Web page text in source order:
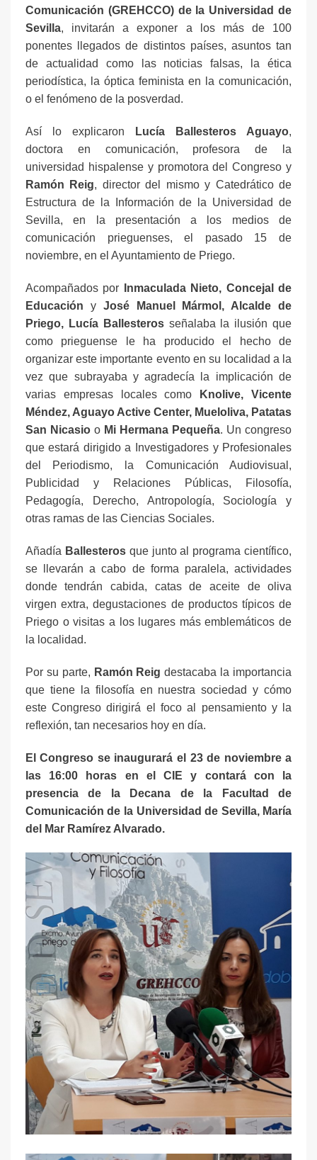
Comunicación (GREHCCO) de la Universidad de
Sevilla, invitarán a exponer a los más de 100
ponentes llegados de distintos países, asuntos tan
de actualidad como las noticias falsas, la ética
periodística, la óptica feminista en la comunicación,
o el fenómeno de la posverdad.
Así lo explicaron Lucía Ballesteros Aguayo,
doctora en comunicación, profesora de la
universidad hispalense y promotora del Congreso y
Ramón Reig, director del mismo y Catedrático de
Estructura de la Información de la Universidad de
Sevilla, en la presentación a los medios de
comunicación prieguenses, el pasado 15 de
noviembre, en el Ayuntamiento de Priego.
Acompañados por
Inmaculada Nieto, Concejal de
Educación yJosé Manuel Mármol, Alcalde de
Priego, Lucía Ballesterosseñalaba la ilusión que
como prieguense le ha producido el hecho de
organizar este importante evento en su localidad a la
vez que subrayaba y agradecía la implicación de
varias empresas locales como
Knolive, Vicente
Méndez, Aguayo Active Center, Mueloliva, Patatas
San Nicasio oMi Hermana Pequeña. Un congreso
que estará dirigido a Investigadores y Profesionales
del Periodismo, la Comunicación Audiovisual,
Publicidad y Relaciones Públicas, Filosofía,
Pedagogía, Derecho, Antropología, Sociología y
otras ramas de las Ciencias Sociales.
Añadía Ballesterosque junto al programa científico,
se llevarán a cabo de forma paralela, actividades
donde tendrán cabida, catas de aceite de oliva
virgen extra, degustaciones de productos típicos de
Priego o visitas a los lugares más emblemáticos de
la localidad.
Por su parte, Ramón Reig destacaba la importancia
que tiene la filosofía en nuestra sociedad y cómo
este Congreso dirigirá el foco al pensamiento y la
reflexión, tan necesarios hoy en día.
El Congreso se inaugurará el 23 de noviembre a
las 16:00 horas en el CIE y contará con la
presencia de la Decana de la Facultad de
Comunicación de la Universidad de Sevilla, María
del Mar Ramírez Alvarado.